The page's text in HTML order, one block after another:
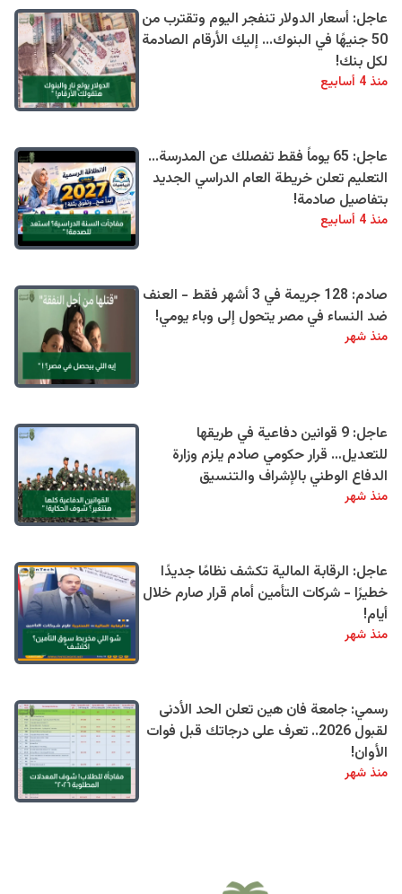
عاجل: أسعار الدولار تنفجر اليوم وتقترب من
50 جنيهًا في البنوك... إليك الأرقام الصادمة
لكل بنك!
منذ 4 أسابيع
عاجل: 65 يوماً فقط تفصلك عن المدرسة...
التعليم تعلن خريطة العام الدراسي الجديد
بتفاصيل صادمة!
منذ 4 أسابيع
صادم: 128 جريمة في 3 أشهر فقط - العنف
ضد النساء في مصر يتحول إلى وباء يومي!
منذ شهر
عاجل: 9 قوانين دفاعية في طريقها
للتعديل… قرار حكومي صادم يلزم وزارة
الدفاع الوطني بالإشراف والتنسيق
منذ شهر
عاجل: الرقابة المالية تكشف نظامًا جديدًا
خطيرًا - شركات التأمين أمام قرار صارم خلال
أيام!
منذ شهر
رسمي: جامعة فان هين تعلن الحد الأدنى
لقبول 2026.. تعرف على درجاتك قبل فوات
الأوان!
منذ شهر